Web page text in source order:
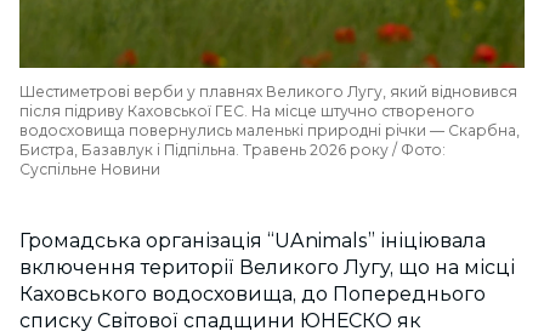
Шестиметрові верби у плавнях Великого Лугу, який відновився
після підриву Каховської ГЕС. На місце штучно створеного
водосховища повернулись маленькі природні річки — Скарбна,
Бистра, Базавлук і Підпільна. Травень 2026 року / Фото:
Суспільне Новини
Громадська організація “UAnimals” ініціювала
включення території Великого Лугу, що на місці
Каховського водосховища, до Попереднього
списку Світової спадщини ЮНЕСКО як